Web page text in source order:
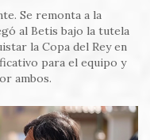
Se remonta a la
al Betis bajo la tutela
la Copa del Rey en
para el equipo y
ambos.